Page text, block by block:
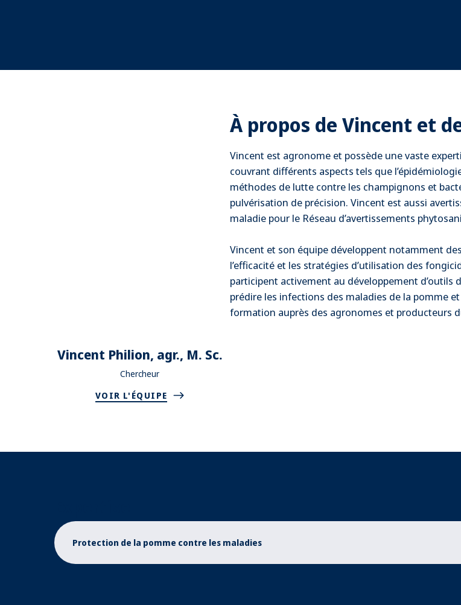
Vincent Philion, agr., M. Sc.
Chercheur
VOIR L'ÉQUIPE
À propos de Vincent et
Vincent est agronome et possède une vaste
couvrant différents aspects tels que
méthodes de lutte contre les champignons et
pulvérisation de précision. Vincent est aussi
maladie pour le Réseau d’avertissements
Vincent et son équipe développent notamment
l’efficacité et les stratégies d’utilisation des
participent activement au développement d’outils
prédire les infections des maladies de la pomme
formation auprès des agronomes et producteurs
Protection de la pomme contre les maladies